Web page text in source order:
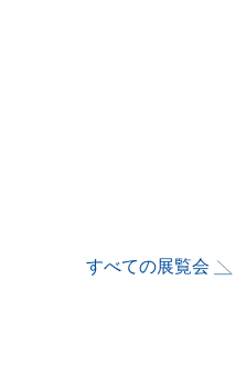
すべての展覧会